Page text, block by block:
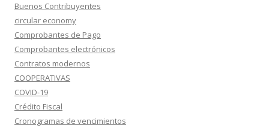
Buenos Contribuyentes
circular economy
Comprobantes de Pago
Comprobantes electrónicos
Contratos modernos
COOPERATIVAS
COVID-19
Crédito Fiscal
Cronogramas de vencimientos